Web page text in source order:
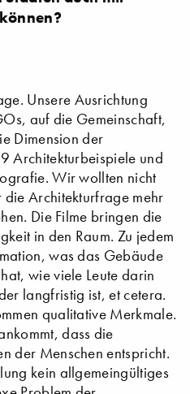
Unsere Ausrichtung
auf die Gemeinschaft,
Dimension der
Architekturbeispiele und
Wir wollten nicht
Architekturfrage mehr
Die Filme bringen die
in den Raum. Zu jedem
was das Gebäude
wie viele Leute darin
langfristig ist, et cetera.
qualitative Merkmale.
dass die
der Menschen entspricht.
kein allgemeingültiges